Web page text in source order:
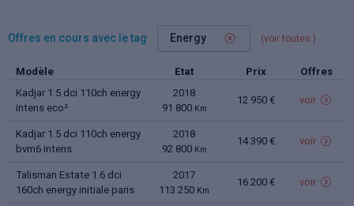
Offres en cours avec le tag Energy (voir toutes )
Modèle Etat Prix
Offres
Kadjar 1.5 dci 110ch energy
intens eco²
2018
91 800Km
12 950 € voir
Kadjar 1.5 dci 110ch energy
bvm6 intens
2018
92 800Km
14 390 € voir
Talisman Estate 1.6 dci
160ch energy initiale paris
2017
113 250 Km
16 200 € voir